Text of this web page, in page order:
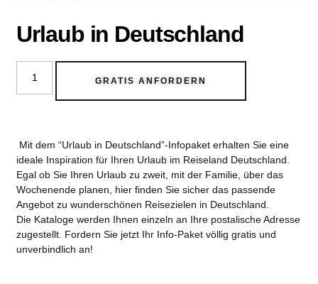
Urlaub in Deutschland
GRATIS ANFORDERN
Mit dem “Urlaub in Deutschland”-Infopaket erhalten Sie eine
ideale Inspiration für Ihren Urlaub im Reiseland Deutschland.
Egal ob Sie Ihren Urlaub zu zweit, mit der Familie, über das
Wochenende planen, hier finden Sie sicher das passende
Angebot zu wunderschönen Reisezielen in Deutschland.
Die Kataloge werden Ihnen einzeln an Ihre postalische Adresse
zugestellt. Fordern Sie jetzt Ihr Info-Paket völlig gratis und
unverbindlich an!